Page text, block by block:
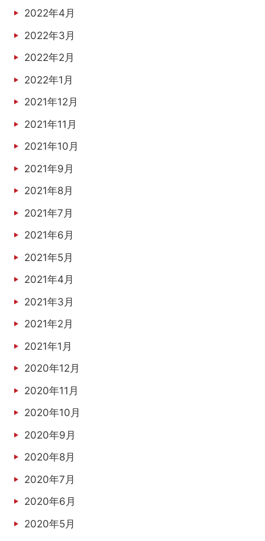
2022年4月
2022年3月
2022年2月
2022年1月
2021年12月
2021年11月
2021年10月
2021年9月
2021年8月
2021年7月
2021年6月
2021年5月
2021年4月
2021年3月
2021年2月
2021年1月
2020年12月
2020年11月
2020年10月
2020年9月
2020年8月
2020年7月
2020年6月
2020年5月